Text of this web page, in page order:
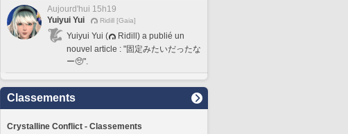
Aujourd'hui 15h19
Yuiyui Yui
Ridill [Gaia]
Yuiyui Yui (
Ridill) a publié un
nouvel article : "固定みたいだったな
ー🥺".
Classements
Crystalline Conflict - Classements